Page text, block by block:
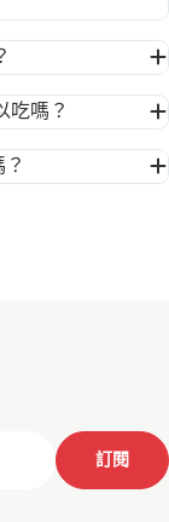
吃嗎？
訂閱